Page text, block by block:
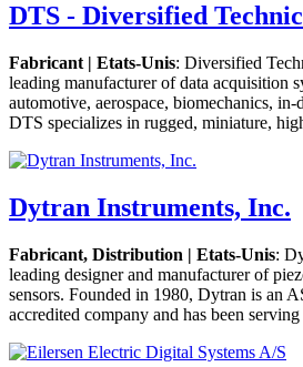
DTS - Diversified
Fabricant | Etats-Unis: Diversified
leading manufacturer of data acquisition
automotive, aerospace, biomechanics,
DTS specializes in rugged, miniature,
Dytran Instruments, Inc.
Fabricant, Distribution | Etats-Unis:
leading designer and manufacturer of
sensors. Founded in 1980, Dytran is an
accredited company and has been serving